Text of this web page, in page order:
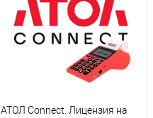
АТОЛ Connect. Лицензия на